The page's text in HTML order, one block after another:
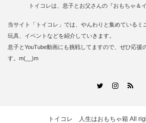
トイコレは、息子とお父さんの『おもちゃ＆
当サイト「トイコレ」では、やんわりと集めているミ
玩具、イベントなどを紹介していきます。
息子とYouTube動画にも挑戦してますので、ぜひ応援
す。m(__)m
Twitter
トイコレ 人生はおもちゃ箱 All